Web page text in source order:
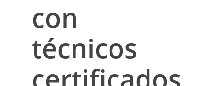
con
técnicos
certificados